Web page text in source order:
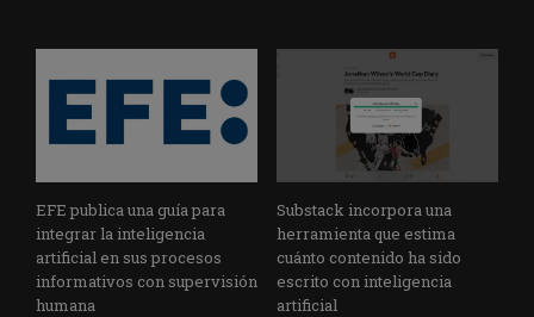
EFE publica una guía para
integrar la inteligencia
artificial en sus procesos
informativos con supervisión
humana
Substack incorpora una
herramienta que estima
cuánto contenido ha sido
escrito con inteligencia
artificial